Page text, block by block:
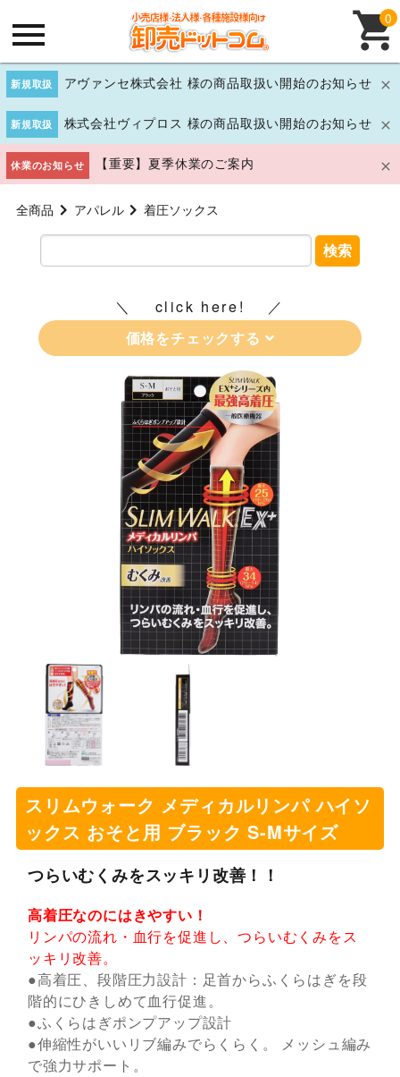
新規取扱 アヴァンセ株式会社 様の商品取扱い開始のお知らせ
新規取扱 株式会社ヴィプロス 様の商品取扱い開始のお知らせ
休業のお知らせ 【重要】夏季休業のご案内
0
全商品 アパレル 着圧ソックス
検索
click here!
価格をチェックする
スリムウォーク メディカルリンパ ハイソ
ックス おそと用 ブラック S-Mサイズ
つらいむくみをスッキリ改善！！
高着圧なのにはきやすい！
リンパの流れ・血行を促進し、つらいむくみをス
ッキリ改善。
●高着圧、段階圧力設計：足首からふくらはぎを段
階的にひきしめて血行促進。
●ふくらはぎポンプアップ設計
●伸縮性がいいリブ編みでらくらく。 メッシュ編み
で強力サポート。